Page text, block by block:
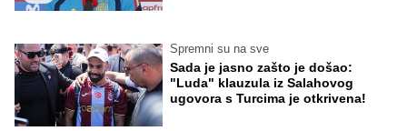
Spremni su na sve
Sada je jasno zašto je došao:
"Luda" klauzula iz Salahovog
ugovora s Turcima je otkrivena!